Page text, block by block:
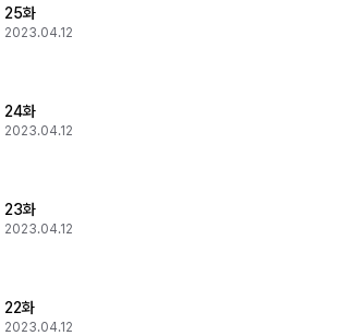
25화
2023.04.12
24화
2023.04.12
23화
2023.04.12
22화
2023.04.12